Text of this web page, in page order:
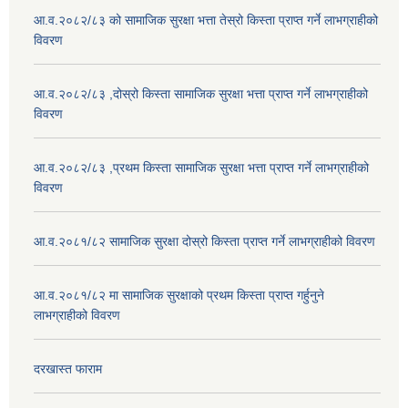
आ.व.२०८२/८३ को सामाजिक सुरक्षा भत्ता तेस्रो किस्ता प्राप्त गर्ने लाभग्राहीको
विवरण
आ.व.२०८२/८३ ,दोस्रो किस्ता सामाजिक सुरक्षा भत्ता प्राप्त गर्ने लाभग्राहीको
विवरण
आ.व.२०८२/८३ ,प्रथम किस्ता सामाजिक सुरक्षा भत्ता प्राप्त गर्ने लाभग्राहीको
विवरण
आ.व.२०८१/८२ सामाजिक सुरक्षा दोस्रो किस्ता प्राप्त गर्ने लाभग्राहीको विवरण
आ.व.२०८१/८२ मा सामाजिक सुरक्षाको प्रथम किस्ता प्राप्त गर्हुनुने
लाभग्राहीको विवरण
दरखास्त फाराम